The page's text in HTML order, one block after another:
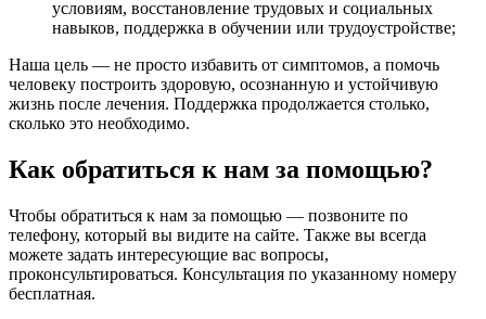
условиям, восстановление трудовых и социальных
навыков, поддержка в обучении или трудоустройстве;
Наша цель — не просто избавить от симптомов, а помочь
человеку построить здоровую, осознанную и устойчивую
жизнь после лечения. Поддержка продолжается столько,
сколько это необходимо.
Как обратиться к нам за помощью?
Чтобы обратиться к нам за помощью — позвоните по
телефону, который вы видите на сайте. Также вы всегда
можете задать интересующие вас вопросы,
проконсультироваться. Консультация по указанному номеру
бесплатная.